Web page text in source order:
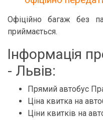
Офіційно багаж без
приймається.
Інформація
- Львів:
Прямий автобус
Ціна квитка на
Ціни квитків на